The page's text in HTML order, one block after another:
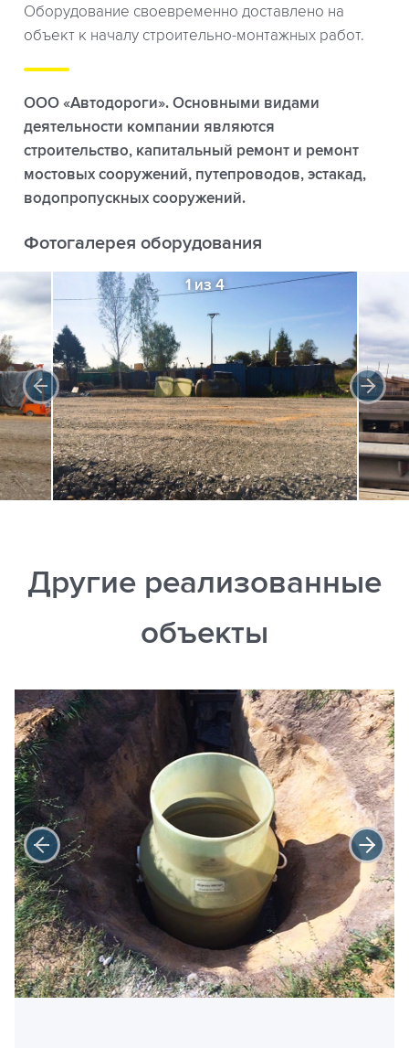
Оборудование своевременно доставлено на
объект к началу строительно-монтажных работ.
ООО «Автодороги». Основными видами
деятельности компании являются
строительство, капитальный ремонт и ремонт
мостовых сооружений, путепроводов, эстакад,
водопропускных сооружений.
Фотогалерея оборудования
1 из 4
Другие реализованные
объекты